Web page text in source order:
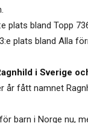
plats bland Topp
plats bland Alla
i Sverige
år fått namnet
barn i Norge nu,